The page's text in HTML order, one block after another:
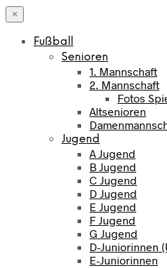
×
Fußball
Senioren
1. Mannschaft
2. Mannschaft
Fotos
Altsenioren
Jugend
A Jugend
B Jugend
C Jugend
D Jugend
E Jugend
F Jugend
G Jugend
D-Juniorinnen
E-Juniorinnen